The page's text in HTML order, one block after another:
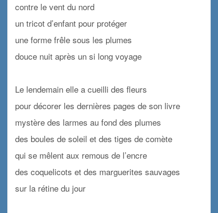
contre le vent du nord
un tricot d’enfant pour protéger
une forme frêle sous les plumes
douce nuit après un si long voyage
Le lendemain elle a cueilli des fleurs
pour décorer les dernières pages de son livre
mystère des larmes au fond des plumes
des boules de soleil et des tiges de comète
qui se mêlent aux remous de l’encre
des coquelicots et des marguerites sauvages
sur la rétine du jour